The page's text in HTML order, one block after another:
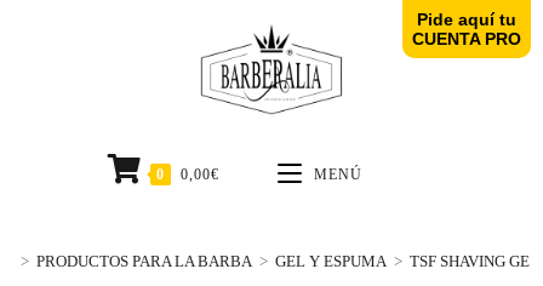
0 0,00€ MENÚ
> PRODUCTOS PARA LA BARBA > GEL Y ESPUMA > TSF SHAVING
Pide aquí tu
CUENTA PRO